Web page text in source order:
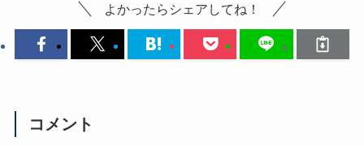
よかったらシェアしてね！
コメント